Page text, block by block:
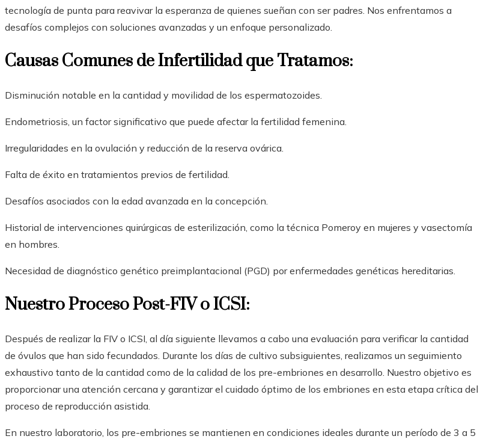
tecnología de punta para reavivar la esperanza de quienes sueñan con ser padres. Nos enfrentamos a
desafíos complejos con soluciones avanzadas y un enfoque personalizado.
Causas Comunes de Infertilidad que Tratamos:
Disminución notable en la cantidad y movilidad de los espermatozoides.
Endometriosis, un factor significativo que puede afectar la fertilidad femenina.
Irregularidades en la ovulación y reducción de la reserva ovárica.
Falta de éxito en tratamientos previos de fertilidad.
Desafíos asociados con la edad avanzada en la concepción.
Historial de intervenciones quirúrgicas de esterilización, como la técnica Pomeroy en mujeres y vasectomía
en hombres.
Necesidad de diagnóstico genético preimplantacional (PGD) por enfermedades genéticas hereditarias.
Nuestro Proceso Post-FIV o ICSI:
Después de realizar la FIV o ICSI, al día siguiente llevamos a cabo una evaluación para verificar la cantidad
de óvulos que han sido fecundados. Durante los días de cultivo subsiguientes, realizamos un seguimiento
exhaustivo tanto de la cantidad como de la calidad de los pre-embriones en desarrollo. Nuestro objetivo es
proporcionar una atención cercana y garantizar el cuidado óptimo de los embriones en esta etapa crítica del
proceso de reproducción asistida.
En nuestro laboratorio, los pre-embriones se mantienen en condiciones ideales durante un período de 3 a 5